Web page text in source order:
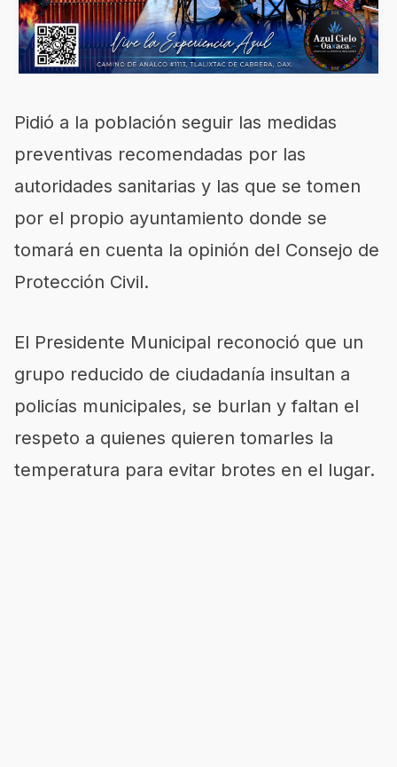
Pidió a la población seguir las medidas
preventivas recomendadas por las
autoridades sanitarias y las que se tomen
por el propio ayuntamiento donde se
tomará en cuenta la opinión del Consejo de
Protección Civil.
El Presidente Municipal reconoció que un
grupo reducido de ciudadanía insultan a
policías municipales, se burlan y faltan el
respeto a quienes quieren tomarles la
temperatura para evitar brotes en el lugar.